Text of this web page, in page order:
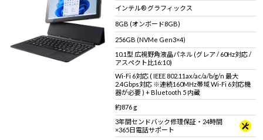
インテル® グラフィックス
8GB (オンボード8GB)
256GB (NVMe Gen3×4)
10.1型 広視野角液晶パネル (グレア / 60Hz対応 /
アスペクト比16:10)
Wi-Fi 6対応 ( IEEE 802.11ax/ac/a/b/g/n 最大
2.4Gbps対応 ※連続160MHz帯域 Wi-Fi 6対応機
器が必要 ) + Bluetooth 5 内蔵
約876 g
3年間センドバック修理保証・24時間
×365日電話サポート